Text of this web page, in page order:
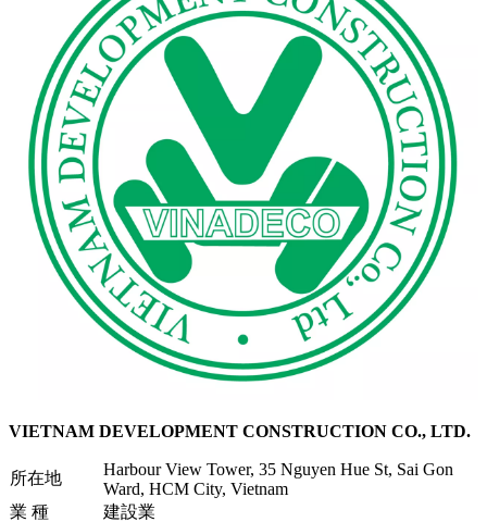
VIETNAM DEVELOPMENT CONSTRUCTION CO., LTD.
所在地
Harbour View Tower, 35 Nguyen Hue St, Sai Gon
Ward, HCM City, Vietnam
業 種
建設業